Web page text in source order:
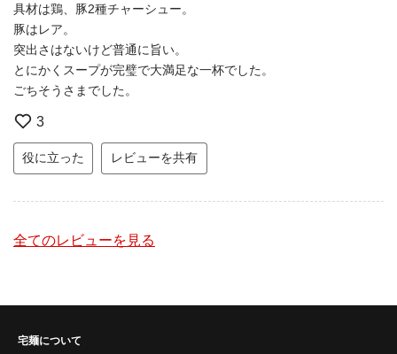
具材は鶏、豚2種チャーシュー。
豚はレア。
突出さはないけど普通に旨い。
とにかくスープが完璧で大満足な一杯でした。
ごちそうさまでした。
3
役に立った レビューを共有
全てのレビューを見る
宅麺について